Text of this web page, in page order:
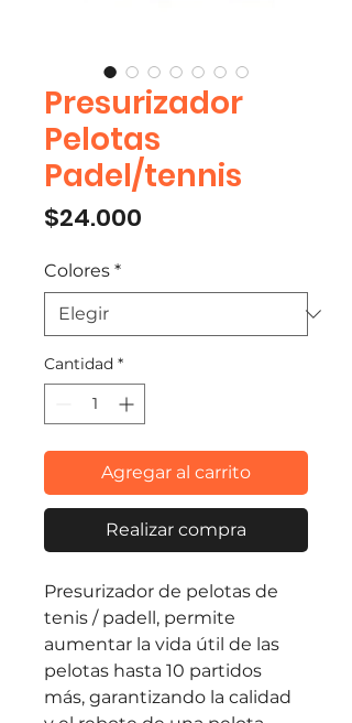
Presurizador
Pelotas
Padel/tennis
$24.000
Colores *
Cantidad *
Agregar al carrito
Realizar compra
Presurizador de pelotas de
tenis / padell, permite
aumentar la vida útil de las
pelotas hasta 10 partidos
más, garantizando la calidad